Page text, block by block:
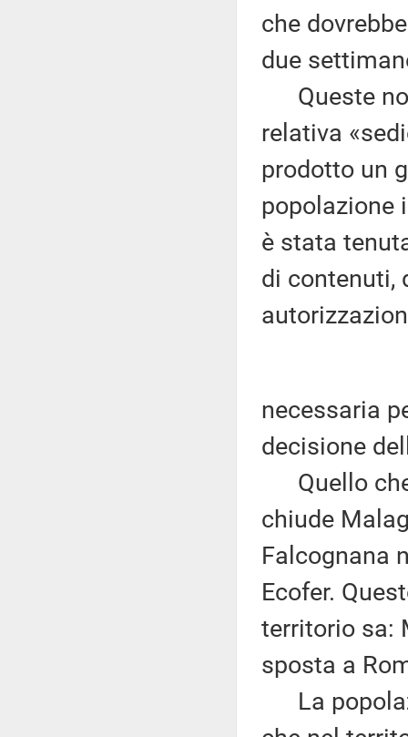
che
due
Queste
relativa
prodotto un
popolazione
è stata
di contenuti,
necessaria
decisione
Quello che
chiude
Falcognana
Ecofer.
territorio sa:
sposta a
La